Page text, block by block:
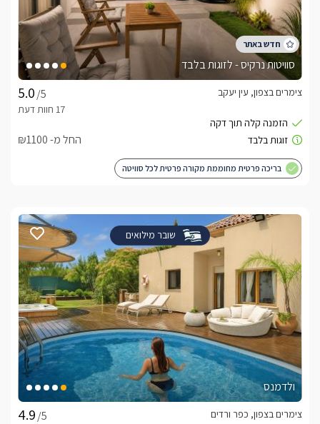
סוויטות נרקיס - לזוגות בלבד
/5
צימרים בצפון, עין יעקב
החל מ- ₪1100
בריכה פרטית מחוממת מקורה פרטית לכל סוויטה
שובר מילואים
ולדמנס
/5
צימרים בצפון, כפר ורדים